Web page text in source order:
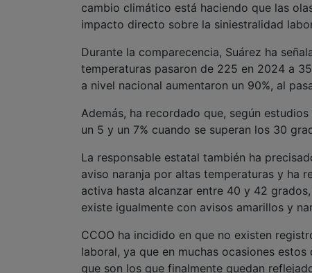
cambio climático está haciendo que las
impacto directo sobre la siniestralidad
Durante la comparecencia, Suárez ha
temperaturas pasaron de 225 en 2024 a
a nivel nacional aumentaron un 90%, al
Además, ha recordado que, según
un 5 y un 7% cuando se superan los 30
La responsable estatal también ha
aviso naranja por altas temperaturas y ha
activa hasta alcanzar entre 40 y 42
existe igualmente con avisos amarillos y
CCOO ha incidido en que no existen
laboral, ya que en muchas ocasiones
que son los que finalmente quedan